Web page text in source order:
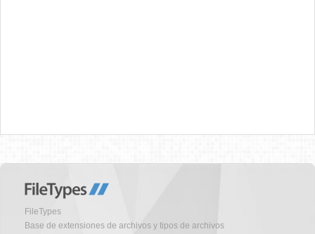
FileTypes
Base de extensiones de archivos y tipos de archivos